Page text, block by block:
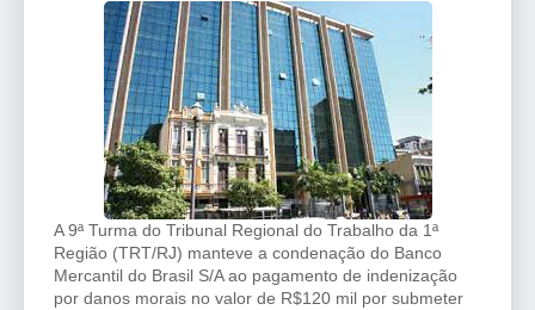
A 9ª Turma do Tribunal Regional do Trabalho da 1ª
Região (TRT/RJ) manteve a condenação do Banco
Mercantil do Brasil S/A ao pagamento de indenização
por danos morais no valor de R$120 mil por submeter